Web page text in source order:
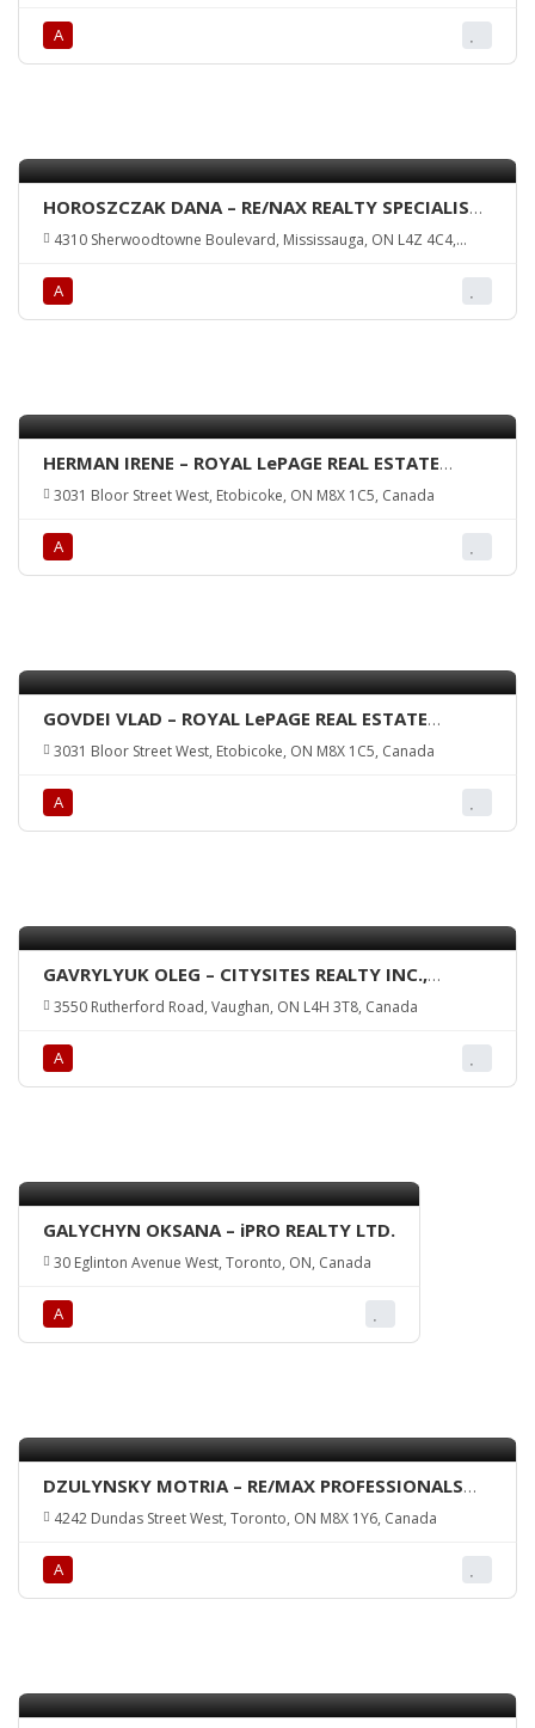
А
HOROSZCZAK DANA – RE/NAX REALTY SPECIALISTS
INC., Brokerage
4310 Sherwoodtowne Boulevard, Mississauga, ON L4Z 4C4,
А
HERMAN IRENE – ROYAL LePAGE REAL ESTATE
SERVICES LTD., Brokerage
3031 Bloor Street West, Etobicoke, ON M8X 1C5, Canada
А
GOVDEI VLAD – ROYAL LePAGE REAL ESTATE
SERVICES LTD., Brokerage
3031 Bloor Street West, Etobicoke, ON M8X 1C5, Canada
А
GAVRYLYUK OLEG – CITYSITES REALTY INC.,
Brokerage
3550 Rutherford Road, Vaughan, ON L4H 3T8, Canada
А
GALYCHYN OKSANA – iPRO REALTY LTD.
30 Eglinton Avenue West, Toronto, ON, Canada
А
DZULYNSKY MOTRIA – RE/MAX PROFESSIONALS
INC., Brokerage
4242 Dundas Street West, Toronto, ON M8X 1Y6, Canada
А